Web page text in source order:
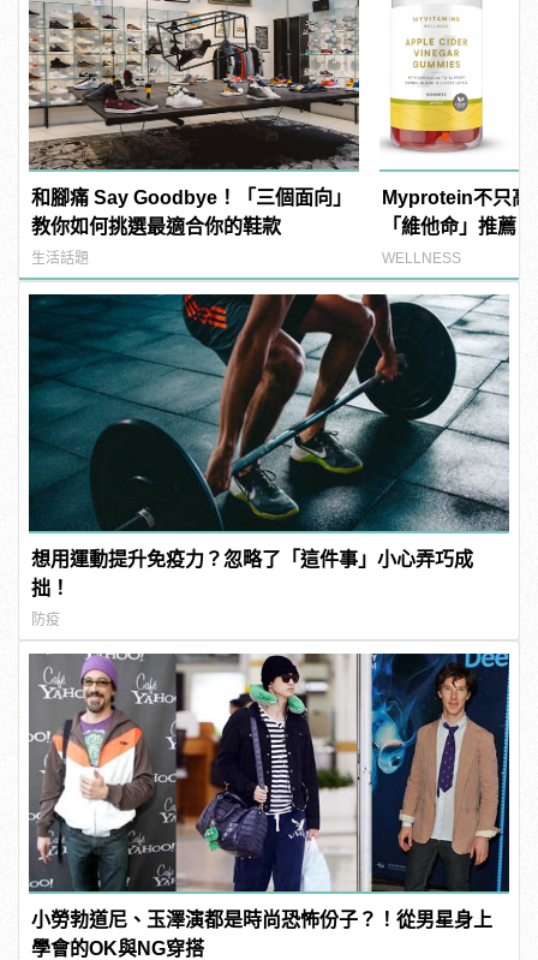
和腳痛 Say Goodbye！「三個面向」
教你如何挑選最適合你的鞋款
生活話題
Myprotein不只高
「維他命」推薦
養顏美容必備
WELLNESS
想用運動提升免疫力？忽略了「這件事」小心弄巧成
拙！
防疫
小勞勃道尼、玉澤演都是時尚恐怖份子？！從男星身上
學會的OK與NG穿搭